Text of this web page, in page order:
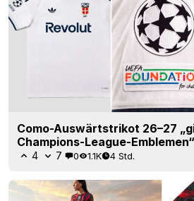
Como-Auswärtstrikot 26–27
Champions-League-Emblemen“
4 7 0 1.1K 4 Std.